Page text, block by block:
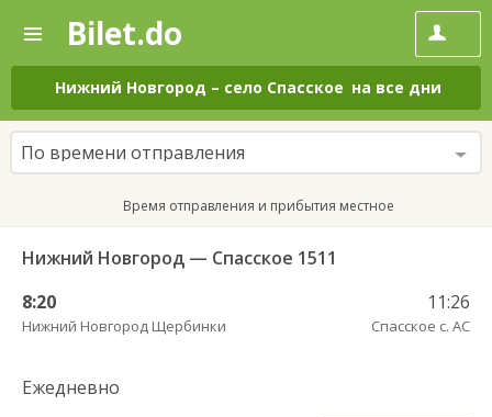
—
Поиск
и
покупка
билетов
на
автобус
онлайн
Bilet.do
Нижний Новгород – село Спасское на все дни
По времени отправления
Время отправления и прибытия местное
Нижний Новгород — Спасское 1511
8:20
Нижний Новгород Щербинки
11:26
Спасское с. АС
Ежедневно